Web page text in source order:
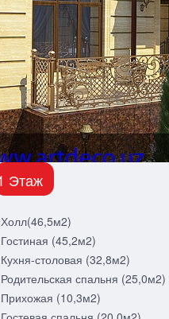
Этаж
(45,2м2)
столовая (32,8м2)
спальня (25,0м2)
(10,3м2)